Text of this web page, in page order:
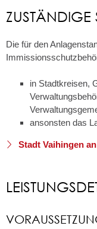
ZUSTÄNDIGE
Die für den
in Stadtkreisen,
ansonsten das
Stadt Vaihingen